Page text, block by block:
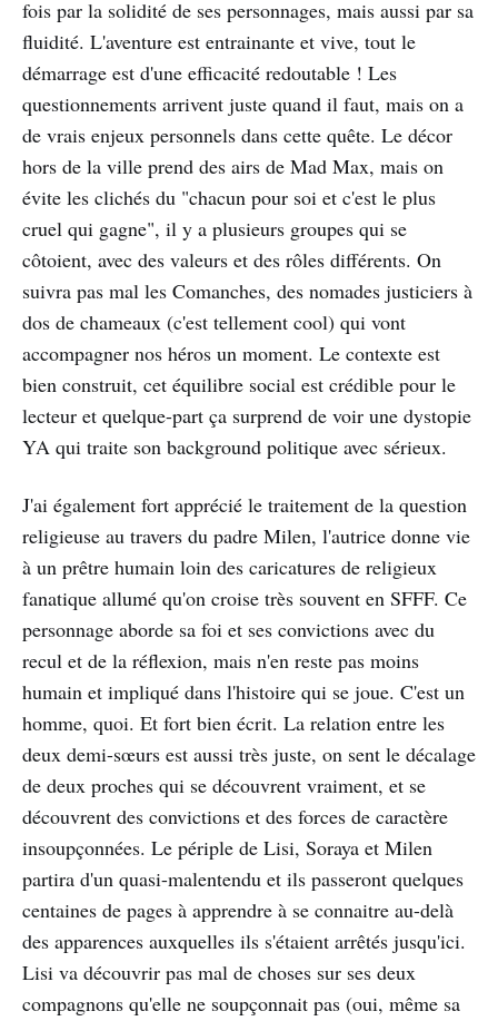
fois par la solidité de ses personnages, mais aussi par sa
fluidité. L'aventure est entrainante et vive, tout le
démarrage est d'une efficacité redoutable ! Les
questionnements arrivent juste quand il faut, mais on a
de vrais enjeux personnels dans cette quête. Le décor
hors de la ville prend des airs de Mad Max, mais on
évite les clichés du "chacun pour soi et c'est le plus
cruel qui gagne", il y a plusieurs groupes qui se
côtoient, avec des valeurs et des rôles différents. On
suivra pas mal les Comanches, des nomades justiciers à
dos de chameaux (c'est tellement cool) qui vont
accompagner nos héros un moment. Le contexte est
bien construit, cet équilibre social est crédible pour le
lecteur et quelque-part ça surprend de voir une dystopie
YA qui traite son background politique avec sérieux.
J'ai également fort apprécié le traitement de la question
religieuse au travers du padre Milen, l'autrice donne vie
à un prêtre humain loin des caricatures de religieux
fanatique allumé qu'on croise très souvent en SFFF. Ce
personnage aborde sa foi et ses convictions avec du
recul et de la réflexion, mais n'en reste pas moins
humain et impliqué dans l'histoire qui se joue. C'est un
homme, quoi. Et fort bien écrit. La relation entre les
deux demi-sœurs est aussi très juste, on sent le décalage
de deux proches qui se découvrent vraiment, et se
découvrent des convictions et des forces de caractère
insoupçonnées. Le périple de Lisi, Soraya et Milen
partira d'un quasi-malentendu et ils passeront quelques
centaines de pages à apprendre à se connaitre au-delà
des apparences auxquelles ils s'étaient arrêtés jusqu'ici.
Lisi va découvrir pas mal de choses sur ses deux
compagnons qu'elle ne soupçonnait pas (oui, même sa